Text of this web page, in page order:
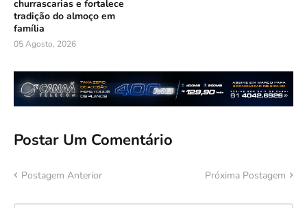
churrascarias e fortalece
tradição do almoço em
família
05 Agosto, 2026
Postar Um Comentário
Postagem Anterior Próxima Postagem